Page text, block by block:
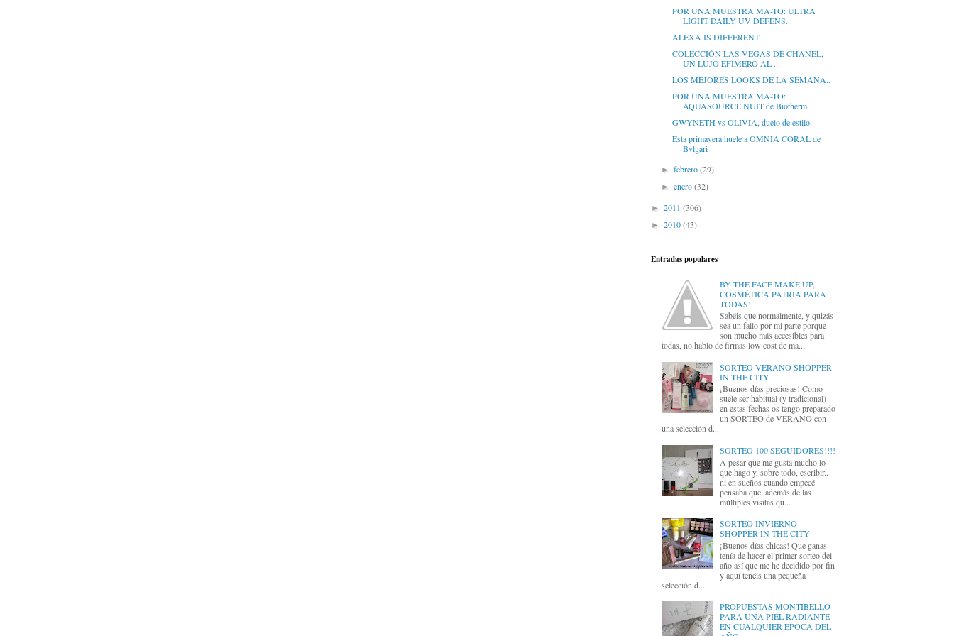
POR UNA MUESTRA MA-TO: ULTRA
LIGHT DAILY UV DEFENS...
ALEXA IS DIFFERENT..
COLECCIÓN LAS VEGAS DE CHANEL,
UN LUJO EFÍMERO AL ...
LOS MEJORES LOOKS DE LA SEMANA..
POR UNA MUESTRA MA-TO:
AQUASOURCE NUIT de Biotherm
GWYNETH vs OLIVIA, duelo de estilo..
Esta primavera huele a OMNIA CORAL de
Bvlgari
►febrero(29)
►enero(32)
► 2011 (306)
► 2010(43)
Entradas populares
BY THE FACE MAKE UP,
COSMÉTICA PATRIA PARA
TODAS!
Sabéis que normalmente, y quizás
sea un fallo por mi parte porque
son mucho más accesibles para
todas, no hablo de firmas low cost de ma...
SORTEO VERANO SHOPPER
IN THE CITY
¡Buenos días preciosas! Como
suele ser habitual (y tradicional)
en estas fechas os tengo preparado
un SORTEO de VERANO con
una selección d...
SORTEO 100 SEGUIDORES!!!!
A pesar que me gusta mucho lo
que hago y, sobre todo, escribir..
ni en sueños cuando empecé
pensaba que, además de las
múltiples visitas qu...
SORTEO INVIERNO
SHOPPER IN THE CITY
¡Buenos días chicas! Que ganas
tenía de hacer el primer sorteo del
año así que me he decidido por fin
y aquí tenéis una pequeña
selección d...
PROPUESTAS MONTIBELLO
PARA UNA PIEL RADIANTE
EN CUALQUIER ÉPOCA DEL